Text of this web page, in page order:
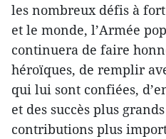
les nombreux défis à
et le monde, l’Armée
continuera de faire
héroïques, de remplir
qui lui sont confiées,
et des succès plus
contributions plus